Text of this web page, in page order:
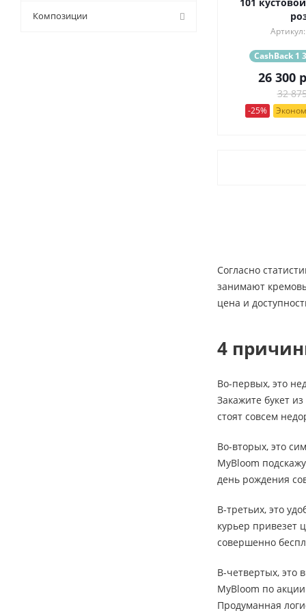
CashBack 1
26 300
32
-25%
Согласно
занимают
цена и
4
Во-первых, это
Закажите букет
стоят совсем
Во-вторых, это
MyBloom
день рождения
В-третьих, это
курьер привезет
совершенно
В-четвертых, это
MyBloom по
Продуманная
9 (9)
Композиции